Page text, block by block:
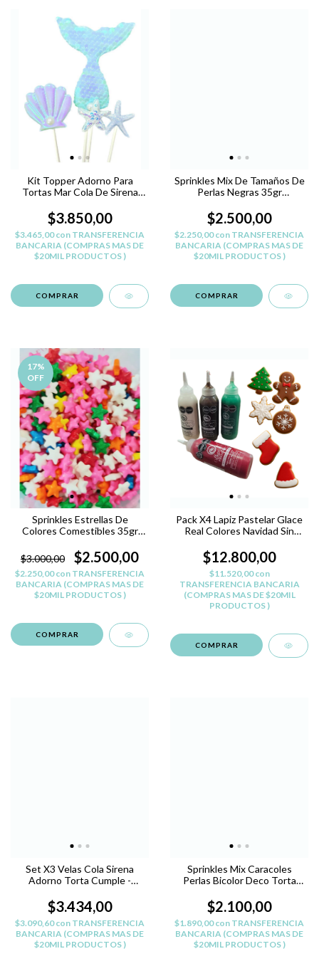
Kit Topper Adorno Para
Tortas Mar Cola De Sirena
$3.850,00
$3.465,00con TRANSFERENCIA
BANCARIA (COMPRAS MAS DE
$20MIL PRODUCTOS )
Sprinkles Mix De Tamaños De
Perlas Negras 35gr
$2.500,00
$2.250,00con TRANSFERENCIA
BANCARIA (COMPRAS MAS DE
$20MIL PRODUCTOS )
17%
OFF
Sprinkles Estrellas De
Colores Comestibles 35gr
$3.000,00
$2.500,00
$2.250,00con TRANSFERENCIA
BANCARIA (COMPRAS MAS DE
$20MIL PRODUCTOS )
Pack X4 Lapiz Pastelar Glace
Real Colores Navidad Sin
$12.800,00
$11.520,00con
TRANSFERENCIA BANCARIA
(COMPRAS MAS DE $20MIL
PRODUCTOS )
Set X3 Velas Cola Sirena
Adorno Torta Cumple -
$3.434,00
$3.090,60con TRANSFERENCIA
BANCARIA (COMPRAS MAS DE
$20MIL PRODUCTOS )
Sprinkles Mix Caracoles
Perlas Bicolor Deco Torta
$2.100,00
$1.890,00con TRANSFERENCIA
BANCARIA (COMPRAS MAS DE
$20MIL PRODUCTOS )